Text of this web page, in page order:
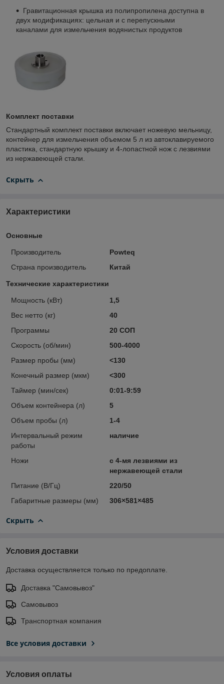
Гравитационная крышка из полипропилена доступна в
двух модификациях: цельная и с перепускными
каналами для измельчения водянистых продуктов
Комплект поставки
Стандартный комплект поставки включает ножевую мельницу,
контейнер для измельчения объемом 5 л из автоклавируемого
пластика, стандартную крышку и 4-лопастной нож с лезвиями
из нержавеющей стали.
Скрыть
Характеристики
Основные
Производитель
Powteq
Страна производитель
Китай
Технические характеристики
Мощность (кВт)
1,5
Вес нетто (кг)
40
Программы
20 СОП
Скорость (об/мин)
500-4000
Размер пробы (мм)
<130
Конечный размер (мкм)
<300
Таймер (мин/сек)
0:01-9:59
Объем контейнера (л)
5
Объем пробы (л)
1-4
Интервальный режим
работы
наличие
Ножи
с 4-мя лезвиями из
нержавеющей стали
Питание (В/Гц)
220/50
Габаритные размеры (мм)
306×581×485
Скрыть
Условия доставки
Доставка осуществляется только по предоплате.
Доставка "Самовывоз"
Самовывоз
Транспортная компания
Все условия доставки
Условия оплаты